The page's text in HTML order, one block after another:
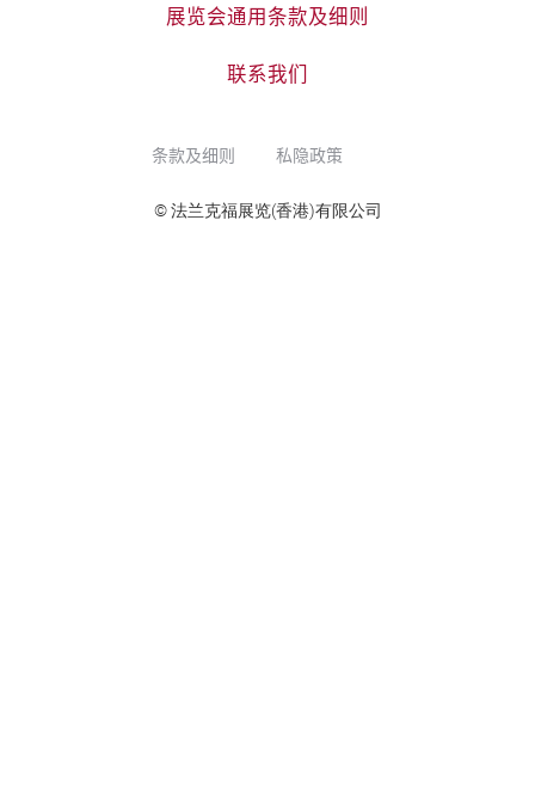
展览会通用条款及细则
联系我们
条款及细则 私隐政策
© 法兰克福展览(香港)有限公司